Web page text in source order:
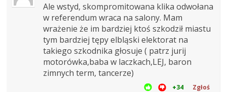
Ale wstyd, skompromitowana klika odwołana
w referendum wraca na salony. Mam
wrażenie że im bardziej ktoś szkodził miastu
tym bardziej tępy elbląski elektorat na
takiego szkodnika głosuje ( patrz jurij
motorówka,baba w laczkach,LEJ, baron
zimnych term, tancerze)
+34 Zgłoś